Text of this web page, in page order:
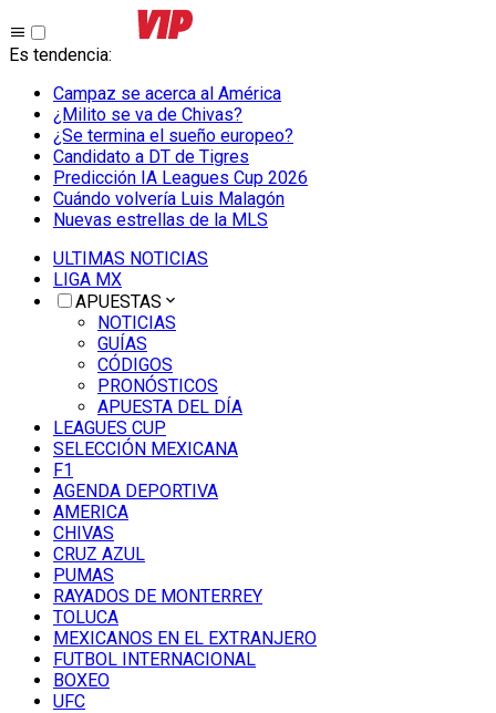
Es tendencia:
Campaz se acerca al América
¿Milito se va de Chivas?
¿Se termina el sueño europeo?
Candidato a DT de Tigres
Predicción IA Leagues Cup 2026
Cuándo volvería Luis Malagón
Nuevas estrellas de la MLS
ULTIMAS NOTICIAS
LIGA MX
APUESTAS
NOTICIAS
GUÍAS
CÓDIGOS
PRONÓSTICOS
APUESTA DEL DÍA
LEAGUES CUP
SELECCIÓN MEXICANA
F1
AGENDA DEPORTIVA
AMERICA
CHIVAS
CRUZ AZUL
PUMAS
RAYADOS DE MONTERREY
TOLUCA
MEXICANOS EN EL EXTRANJERO
FUTBOL INTERNACIONAL
BOXEO
UFC